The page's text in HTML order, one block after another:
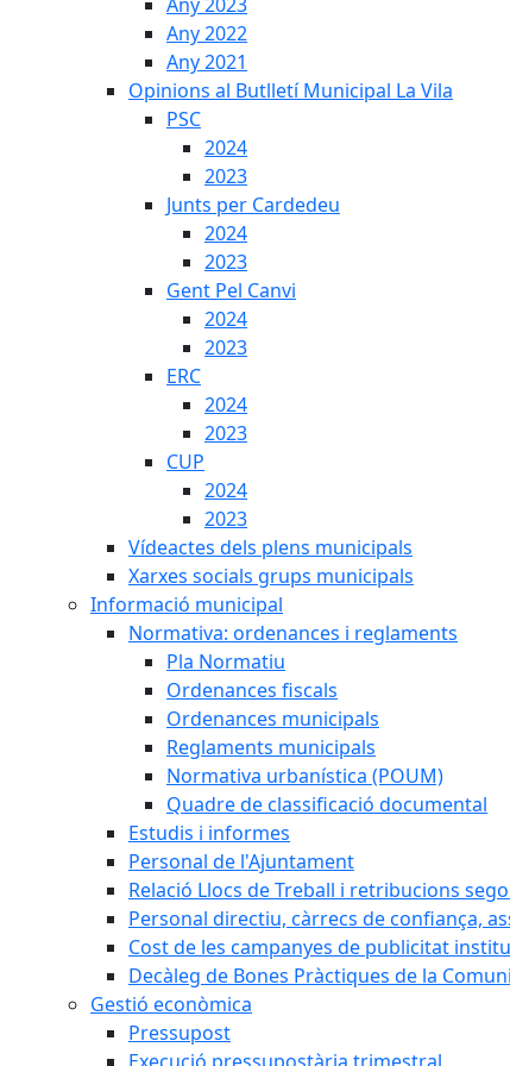
Any 2022
Any 2021
Opinions al Butlletí Municipal La Vila
PSC
2024
2023
Junts per Cardedeu
2024
2023
Gent Pel Canvi
2024
2023
ERC
2024
2023
CUP
2024
2023
Vídeactes dels plens municipals
Xarxes socials grups municipals
Informació municipal
Normativa: ordenances i reglaments
Pla Normatiu
Ordenances fiscals
Ordenances municipals
Reglaments municipals
Normativa urbanística (POUM)
Quadre de classificació documental
Estudis i informes
Personal de l'Ajuntament
Relació Llocs de Treball i retribucions
Personal directiu, càrrecs de confiança,
Cost de les campanyes de publicitat
Decàleg de Bones Pràctiques de la
Gestió econòmica
Pressupost